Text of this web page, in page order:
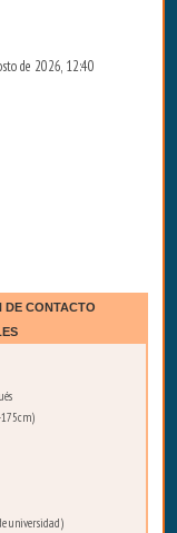
de 2026, 12:40
DE CONTACTO
175cm)
universidad)